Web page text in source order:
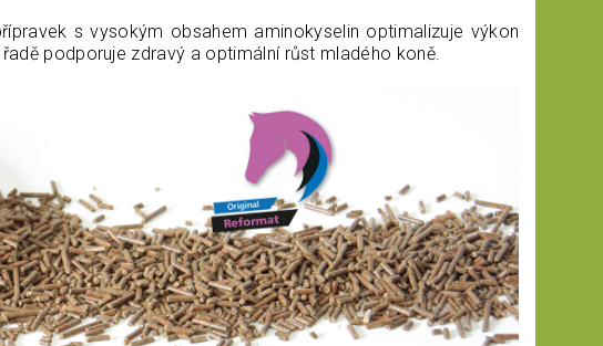
s vysokým obsahem aminokyselin optimalizuje výkon
podporuje zdravý a optimální růst mladého koně.